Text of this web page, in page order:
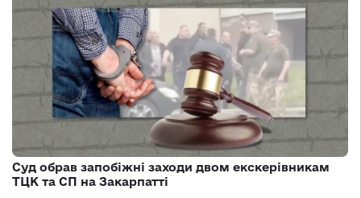
Суд обрав запобіжні заходи двом екскерівникам
ТЦК та СП на Закарпатті